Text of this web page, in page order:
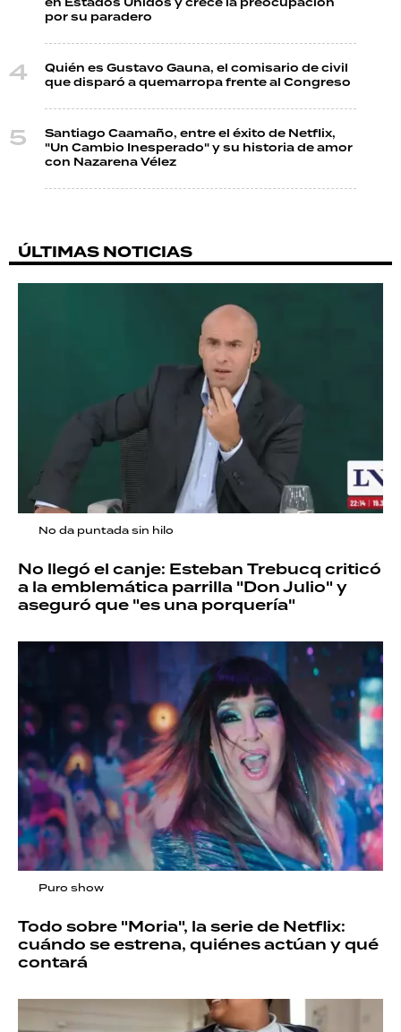
por su paradero
Quién es Gustavo Gauna, el comisario de civil
que disparó a quemarropa frente al Congreso
Santiago Caamaño, entre el éxito de Netflix,
"Un Cambio Inesperado" y su historia de amor
con Nazarena Vélez
ÚLTIMAS NOTICIAS
No da puntada sin hilo
No llegó el canje: Esteban Trebucq criticó
a la emblemática parrilla "Don Julio" y
aseguró que "es una porquería"
Puro show
Todo sobre "Moria", la serie de Netflix:
cuándo se estrena, quiénes actúan y qué
contará